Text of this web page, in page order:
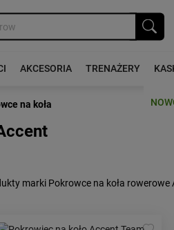
AKCESORIA TRENAŻERY
na koła
marki Pokrowce na koła rowerowe